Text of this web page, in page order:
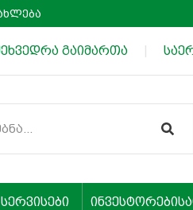
გაიმართა
სერვისები